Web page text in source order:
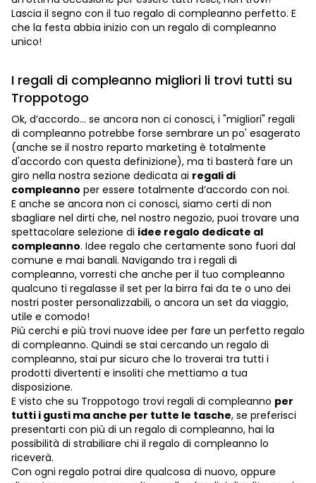
Lascia il segno con il tuo regalo di compleanno perfetto. E
che la festa abbia inizio con un regalo di compleanno
unico!
I regali di compleanno migliori li trovi tutti su
Troppotogo
Ok, d’accordo… se ancora non ci conosci, i "migliori" regali
di compleanno potrebbe forse sembrare un po' esagerato
(anche se il nostro reparto marketing è totalmente
d'accordo con questa definizione), ma ti basterà fare un
giro nella nostra sezione dedicata ai regali di
compleanno per essere totalmente d’accordo con noi.
E anche se ancora non ci conosci, siamo certi di non
sbagliare nel dirti che, nel nostro negozio, puoi trovare una
spettacolare selezione di idee regalo dedicate al
compleanno. Idee regalo che certamente sono fuori dal
comune e mai banali. Navigando tra i regali di
compleanno, vorresti che anche per il tuo compleanno
qualcuno ti regalasse il set per la birra fai da te o uno dei
nostri poster personalizzabili, o ancora un set da viaggio,
utile e comodo!
Più cerchi e più trovi nuove idee per fare un perfetto regalo
di compleanno. Quindi se stai cercando un regalo di
compleanno, stai pur sicuro che lo troverai tra tutti i
prodotti divertenti e insoliti che mettiamo a tua
disposizione.
E visto che su Troppotogo trovi regali di compleanno per
tutti i gusti ma anche per tutte le tasche, se preferisci
presentarti con più di un regalo di compleanno, hai la
possibilità di strabiliare chi il regalo di compleanno lo
riceverà.
Con ogni regalo potrai dire qualcosa di nuovo, oppure